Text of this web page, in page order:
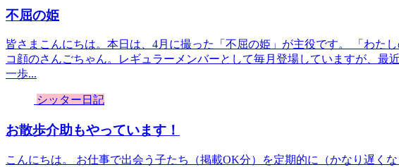
不屈の姫
皆さまこんにちは。本日は、4月に撮った「不屈の姫」が主役です。 「わた
コ顔のさんごちゃん。レギュラーメンバーとして毎月登場していますが、最
一歩...
シッター日記
お散歩介助もやっています！
こんにちは。 お仕事で出会う子たち（掲載OK分）を定期的に（かなり遅く